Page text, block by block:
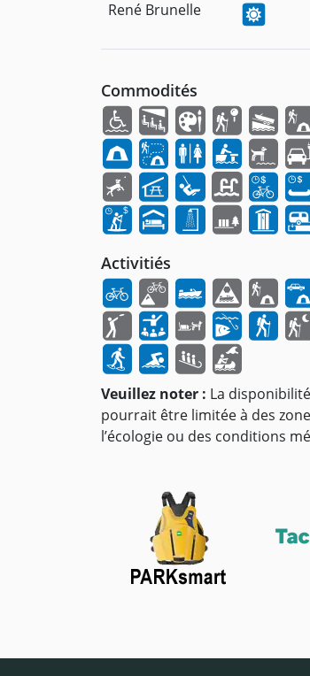
René Brunelle
Commodités
Activitiés
Veuillez noter : La
pourrait être limitée à des
l’écologie ou des conditions